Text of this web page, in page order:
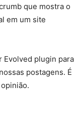
que mostra o
em um site
Evolved plugin para
postagens. É